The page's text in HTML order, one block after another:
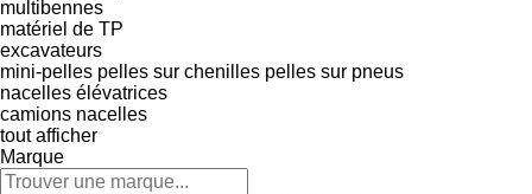
multibennes
matériel de TP
excavateurs
mini-pelles pelles sur chenilles pelles sur pneus
nacelles élévatrices
camions nacelles
tout afficher
Marque